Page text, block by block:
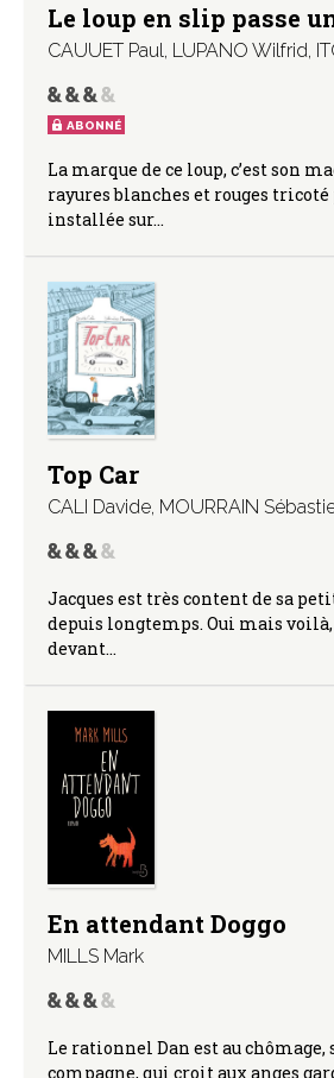
Le loup en slip passe
CAUUET Paul, LUPANO Wilfrid,
ABONNÉ
La marque de ce loup, c’est son
rayures blanches et rouges
installée sur…
Top Car
CALI Davide, MOURRAIN
Jacques est très content de sa
depuis longtemps. Oui mais voilà,
devant…
En attendant Doggo
MILLS Mark
Le rationnel Dan est au
compagne, qui croit aux anges